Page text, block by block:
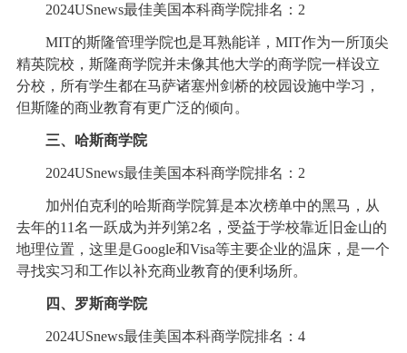
2024USnews最佳美国本科商学院排名：2
MIT的斯隆管理学院也是耳熟能详，MIT作为一所顶尖
精英院校，斯隆商学院并未像其他大学的商学院一样设立
分校，所有学生都在马萨诸塞州剑桥的校园设施中学习，
但斯隆的商业教育有更广泛的倾向。
三、哈斯商学院
2024USnews最佳美国本科商学院排名：2
加州伯克利的哈斯商学院算是本次榜单中的黑马，从
去年的11名一跃成为并列第2名，受益于学校靠近旧金山的
地理位置，这里是Google和Visa等主要企业的温床，是一个
寻找实习和工作以补充商业教育的便利场所。
四、罗斯商学院
2024USnews最佳美国本科商学院排名：4